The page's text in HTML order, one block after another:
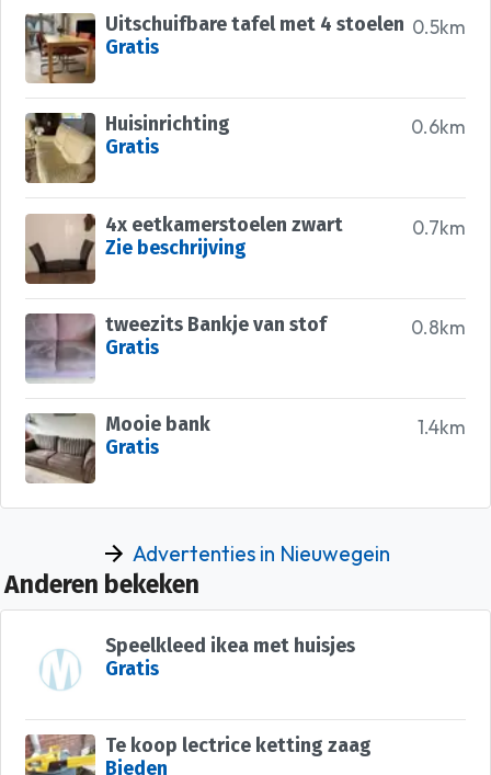
0.5km
Uitschuifbare tafel met 4 stoelen
Gratis
0.6km
Huisinrichting
Gratis
0.7km
4x eetkamerstoelen zwart
Zie beschrijving
0.8km
tweezits Bankje van stof
Gratis
1.4km
Mooie bank
Gratis
Advertenties in Nieuwegein
Anderen bekeken
Speelkleed ikea met huisjes
Gratis
Te koop lectrice ketting zaag
Bieden